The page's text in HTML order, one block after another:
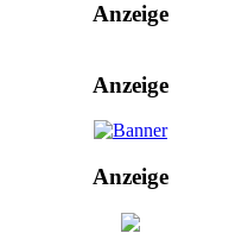
Anzeige
Anzeige
Anzeige